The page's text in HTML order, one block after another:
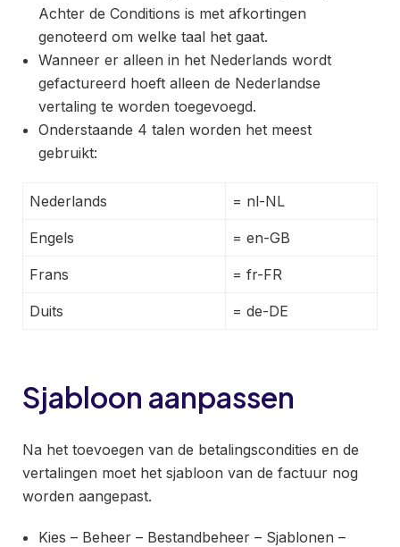
Achter de Conditions is met afkortingen
genoteerd om welke taal het gaat.
Wanneer er alleen in het Nederlands wordt
gefactureerd hoeft alleen de Nederlandse
vertaling te worden toegevoegd.
Onderstaande 4 talen worden het meest
gebruikt:
Nederlands = nl-NL
Engels = en-GB
Frans = fr-FR
Duits = de-DE
Sjabloon aanpassen
Na het toevoegen van de betalingscondities en de
vertalingen moet het sjabloon van de factuur nog
worden aangepast.
Kies – Beheer – Bestandbeheer – Sjablonen –